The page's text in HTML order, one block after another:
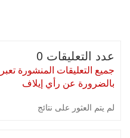
عدد التعليقات 0
جميع التعليقات المنشورة
بالضرورة عن رأي إيلاف
لم يتم العثور على نتائج